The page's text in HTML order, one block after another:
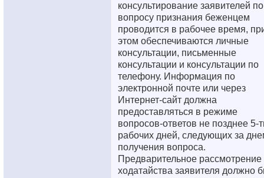
консультирование заявителей по
вопросу признания беженцем
проводится в рабочее время,
этом обеспечиваются личные
консультации, письменные
консультации и консультации по
телефону. Информация по
электронной почте или через
Интернет-сайт должна
предоставляться в режиме
вопросов-ответов не позднее 5-
рабочих дней, следующих за
получения вопроса.
Предварительное рассмотрение
ходатайства заявителя должно